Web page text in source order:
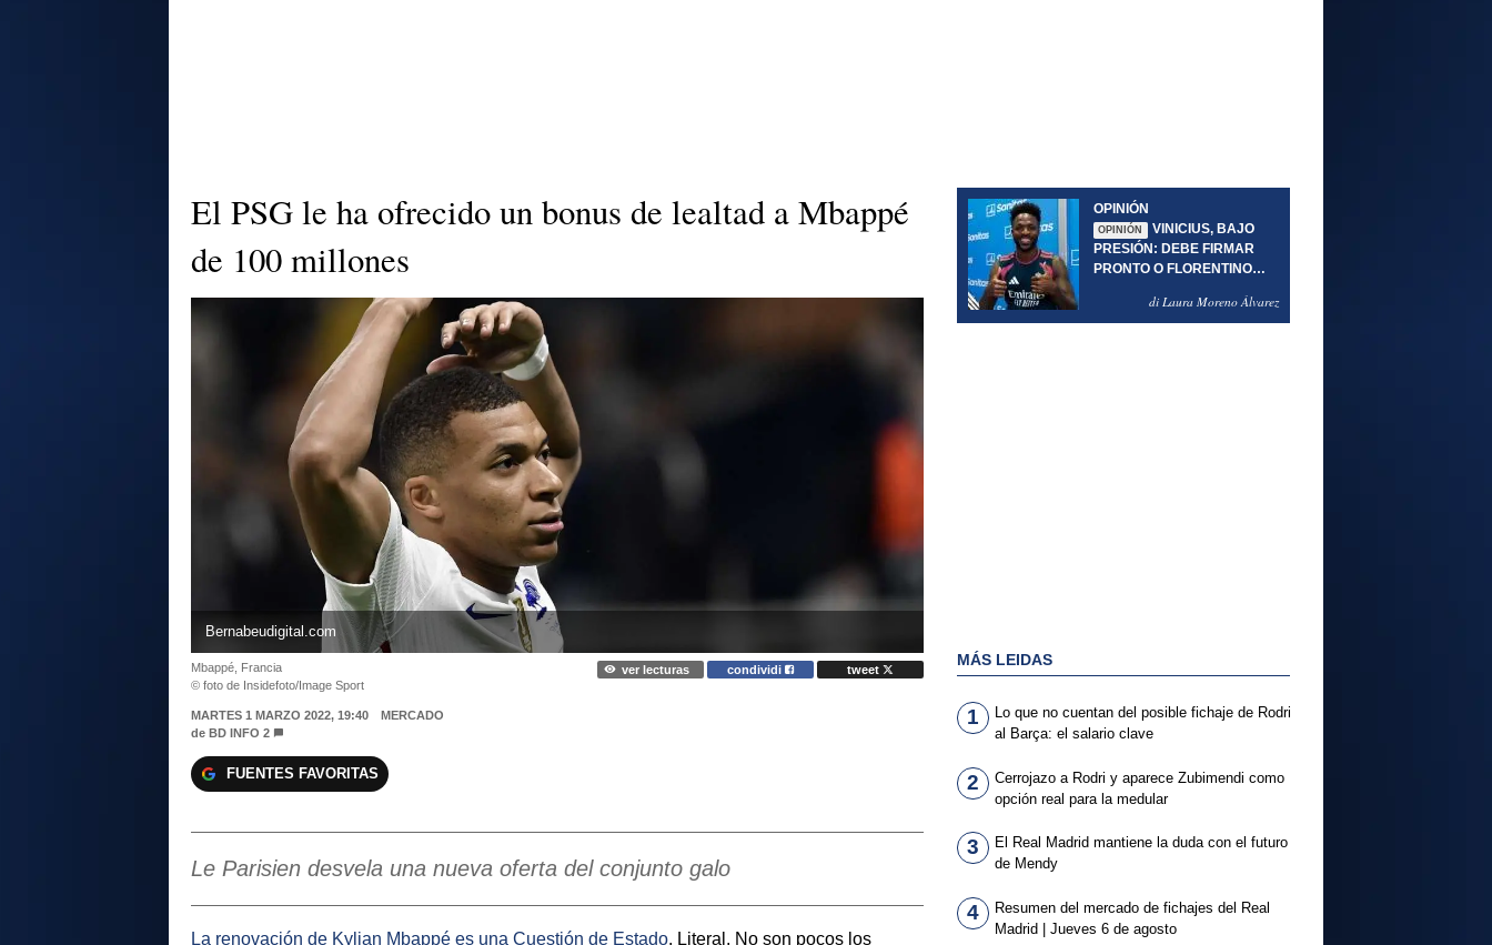
El PSG le ha ofrecido un bonus de lealtad a Mbappé
de 100 millones
Bernabeudigital.com
Mbappé, Francia
© foto de Insidefoto/Image Sport
ver lecturas condividi tweet
MARTES 1 MARZO 2022, 19:40
MERCADO
de BD INFO 2
FUENTES FAVORITAS
Le Parisien desvela una nueva oferta del conjunto galo
La renovación de Kylian Mbappé es una Cuestión de Estado. Literal. No son pocos los
OPINIÓN
OPINIÓN
VINICIUS, BAJO
PRESIÓN: DEBE FIRMAR
PRONTO O FLORENTINO
di Laura Moreno Álvarez
MÁS LEIDAS
1
Lo que no cuentan del posible fichaje de Rodri
al Barça: el salario clave
2
Cerrojazo a Rodri y aparece Zubimendi como
opción real para la medular
3
El Real Madrid mantiene la duda con el futuro
de Mendy
4
Resumen del mercado de fichajes del Real
Madrid | Jueves 6 de agosto